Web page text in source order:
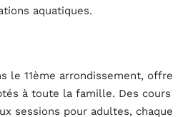
aquatiques.
le 11ème arrondissement, offre
à toute la famille. Des cours
sessions pour adultes, chaque